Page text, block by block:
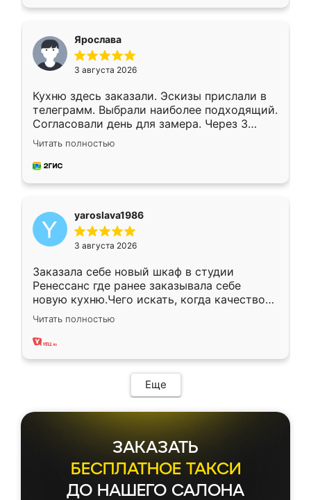
Ярослава
3 августа 2026
Кухню здесь заказали. Эскизы прислали в
телеграмм. Выбрали наиболее подходящий.
Согласовали день для замера. Через 3
недели кухня была уже готова. Остались
довольны работой. Спасибо Ренессанс
мебель за качественную работу!
Читать полностью
yaroslava1986
3 августа 2026
Заказала себе новый шкаф в студии
Ренессанс где ранее заказывала себе
новую кухню.Чего искать, когда качеством
вполне довольна. Служит кухня уже почти
два года, нареканий нет.
Читать полностью
Еще
ЗАКАЗАТЬ
БЕСПЛАТНОЕ ТАКСИ
ДО НАШЕГО САЛОНА